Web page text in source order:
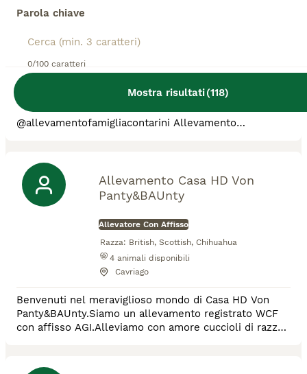
Parola chiave
0/100 caratteri
Mostra risultati(118)
Razza: Maltese, Shih Tzu
🌐www.canimaltesi.it 🌐www.canishihtzu.it 📞 Telefono
3386303108 anche WhatsApp🟢 ➡️ INSTAGRAM:
@allevamentofamigliacontarini Allevamento
documentazione sanitaria completa ✔️Microchip
inserito, quindi già iscritto all'anagrafe canina ✔️ Ciclo
di vaccinazioni completo ✔️ Sverminazione ✔️ Libretto
Allevamento Casa HD Von
Panty&BAUnty
Allevatore Con Affisso
Razza: British, Scottish, Chihuahua
4 animali disponibili
Cavriago
Benvenuti nel meraviglioso mondo di Casa HD Von
Panty&BAUnty.Siamo un allevamento registrato WCF
con affisso AGI.Alleviamo con amore cuccioli di razza
alleviamo anche Pomerania (Spitz nano di Pomerania)